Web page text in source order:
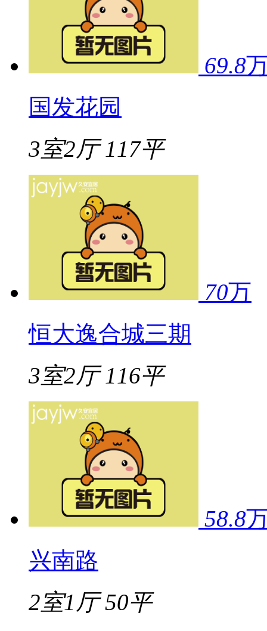
69.8
国发花园
3室2厅 117平
70万
恒大逸合城三期
3室2厅 116平
58.8
兴南路
2室1厅 50平